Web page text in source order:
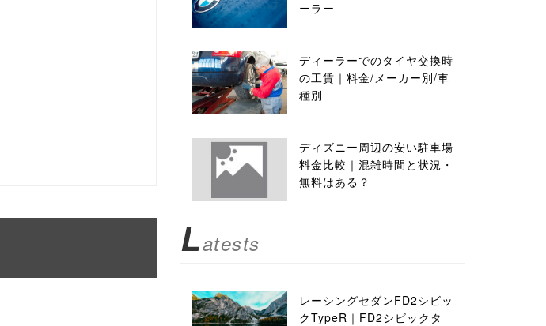
ーラー
ディーラーでのタイヤ交換時
の工賃｜料金/メーカー別/車
種別
ディズニー周辺の安い駐車場
料金比較｜混雑時間と状況・
無料はある？
Latests
レーシングセダンFD2シビッ
クTypeR｜FD2シビックタ